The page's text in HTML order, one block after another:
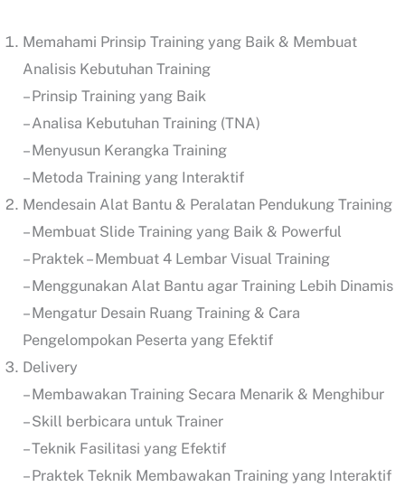
Memahami Prinsip Training yang Baik & Membuat
Analisis Kebutuhan Training
– Prinsip Training yang Baik
– Analisa Kebutuhan Training (TNA)
– Menyusun Kerangka Training
– Metoda Training yang Interaktif
Mendesain Alat Bantu & Peralatan Pendukung Training
– Membuat Slide Training yang Baik & Powerful
– Praktek – Membuat 4 Lembar Visual Training
– Menggunakan Alat Bantu agar Training Lebih Dinamis
– Mengatur Desain Ruang Training & Cara
Pengelompokan Peserta yang Efektif
Delivery
– Membawakan Training Secara Menarik & Menghibur
– Skill berbicara untuk Trainer
– Teknik Fasilitasi yang Efektif
– Praktek Teknik Membawakan Training yang Interaktif